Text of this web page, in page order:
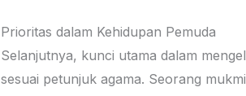
Prioritas dalam Kehidupan Pemuda
Selanjutnya, kunci utama dalam
sesuai petunjuk agama. Seorang